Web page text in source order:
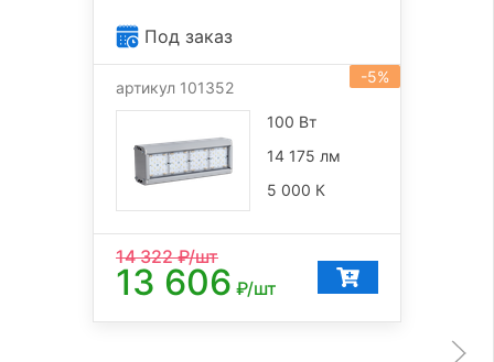
Под заказ
-5%
артикул 101352
100 Вт
14 175 лм
5 000 К
14 322₽/шт
13 606 ₽/шт